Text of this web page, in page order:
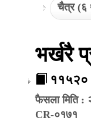
चैत्र (६
भर्खरै
११५२०
फैसला मिति :
CR-०१७१